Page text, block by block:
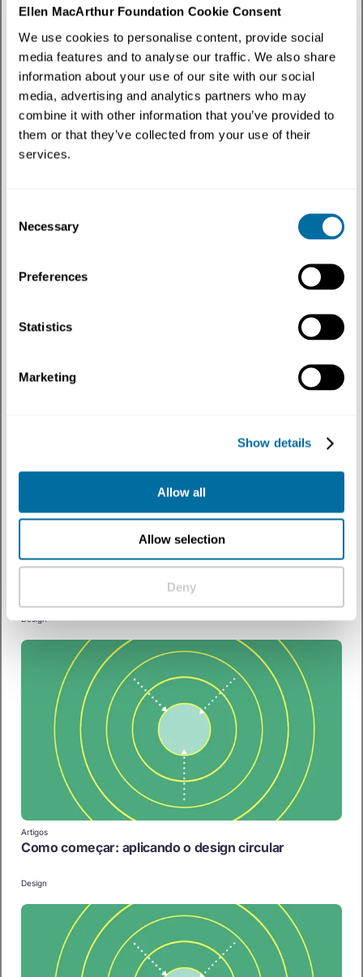
Ellen MacArthur Foundation Cookie Consent
We use cookies to personalise content, provide social
media features and to analyse our traffic. We also share
information about your use of our site with our social
media, advertising and analytics partners who may
combine it with other information that you’ve provided to
them or that they’ve collected from your use of their
services.
Selection
Necessary
Preferences
Statistics
Marketing
Show details
Allow all
Allow selection
Deny
Artigos
Circular (ou quase): abraçando a realidade confusa
da inovação da economia circular
O que fazer com a visão de uma economia circular quando ela não é
Design
Artigos
Como começar: aplicando o design circular
Design